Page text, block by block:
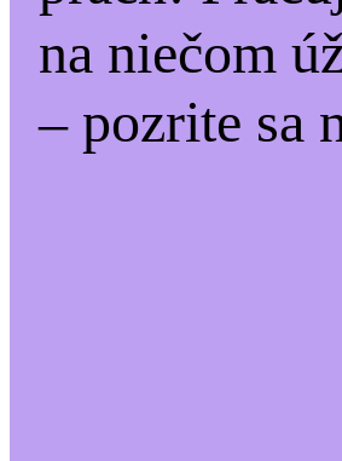
na niečom
– pozrite sa